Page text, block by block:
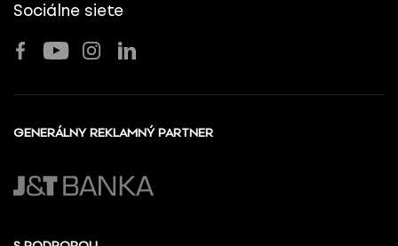
Sociálne siete
GENERÁLNY REKLAMNÝ PARTNER